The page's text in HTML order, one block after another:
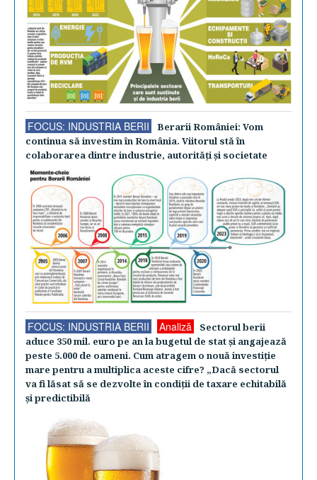
FOCUS: INDUSTRIA BERII
Berarii României: Vom
continua să investim în România. Viitorul stă în
colaborarea dintre industrie, autorităţi şi societate
FOCUS: INDUSTRIA BERII Analiză
Sectorul berii
aduce 350 mil. euro pe an la bugetul de stat şi angajează
peste 5.000 de oameni. Cum atragem o nouă investiţie
mare pentru a multiplica aceste cifre? „Dacă sectorul
va fi lăsat să se dezvolte în condiţii de taxare echitabilă
şi predictibilă